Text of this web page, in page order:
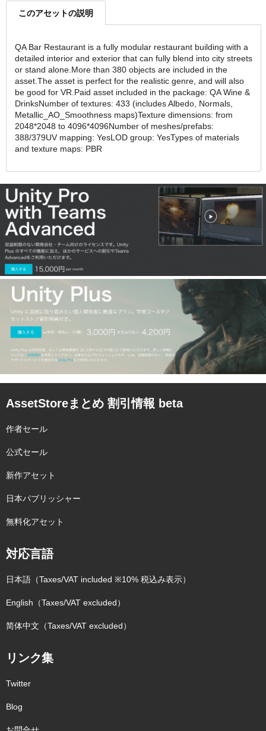
このアセットの説明
QA Bar Restaurant is a fully modular restaurant building with a
detailed interior and exterior that can fully blend into city streets
or stand alone.More than 380 objects are included in the
asset.The asset is perfect for the realistic genre, and will also
be good for VR.Paid asset included in the package: QA Wine &
DrinksNumber of textures: 433 (includes Albedo, Normals,
Metallic_AO_Smoothness maps)Texture dimensions: from
2048*2048 to 4096*4096Number of meshes/prefabs:
388/379UV mapping: YesLOD group: YesTypes of materials
and texture maps: PBR
AssetStoreまとめ 割引情報 beta
作者セール
公式セール
新作アセット
日本パブリッシャー
無料化アセット
対応言語
日本語（Taxes/VAT included ※10% 税込み表示）
English（Taxes/VAT excluded）
简体中文（Taxes/VAT excluded）
リンク集
Twitter
Blog